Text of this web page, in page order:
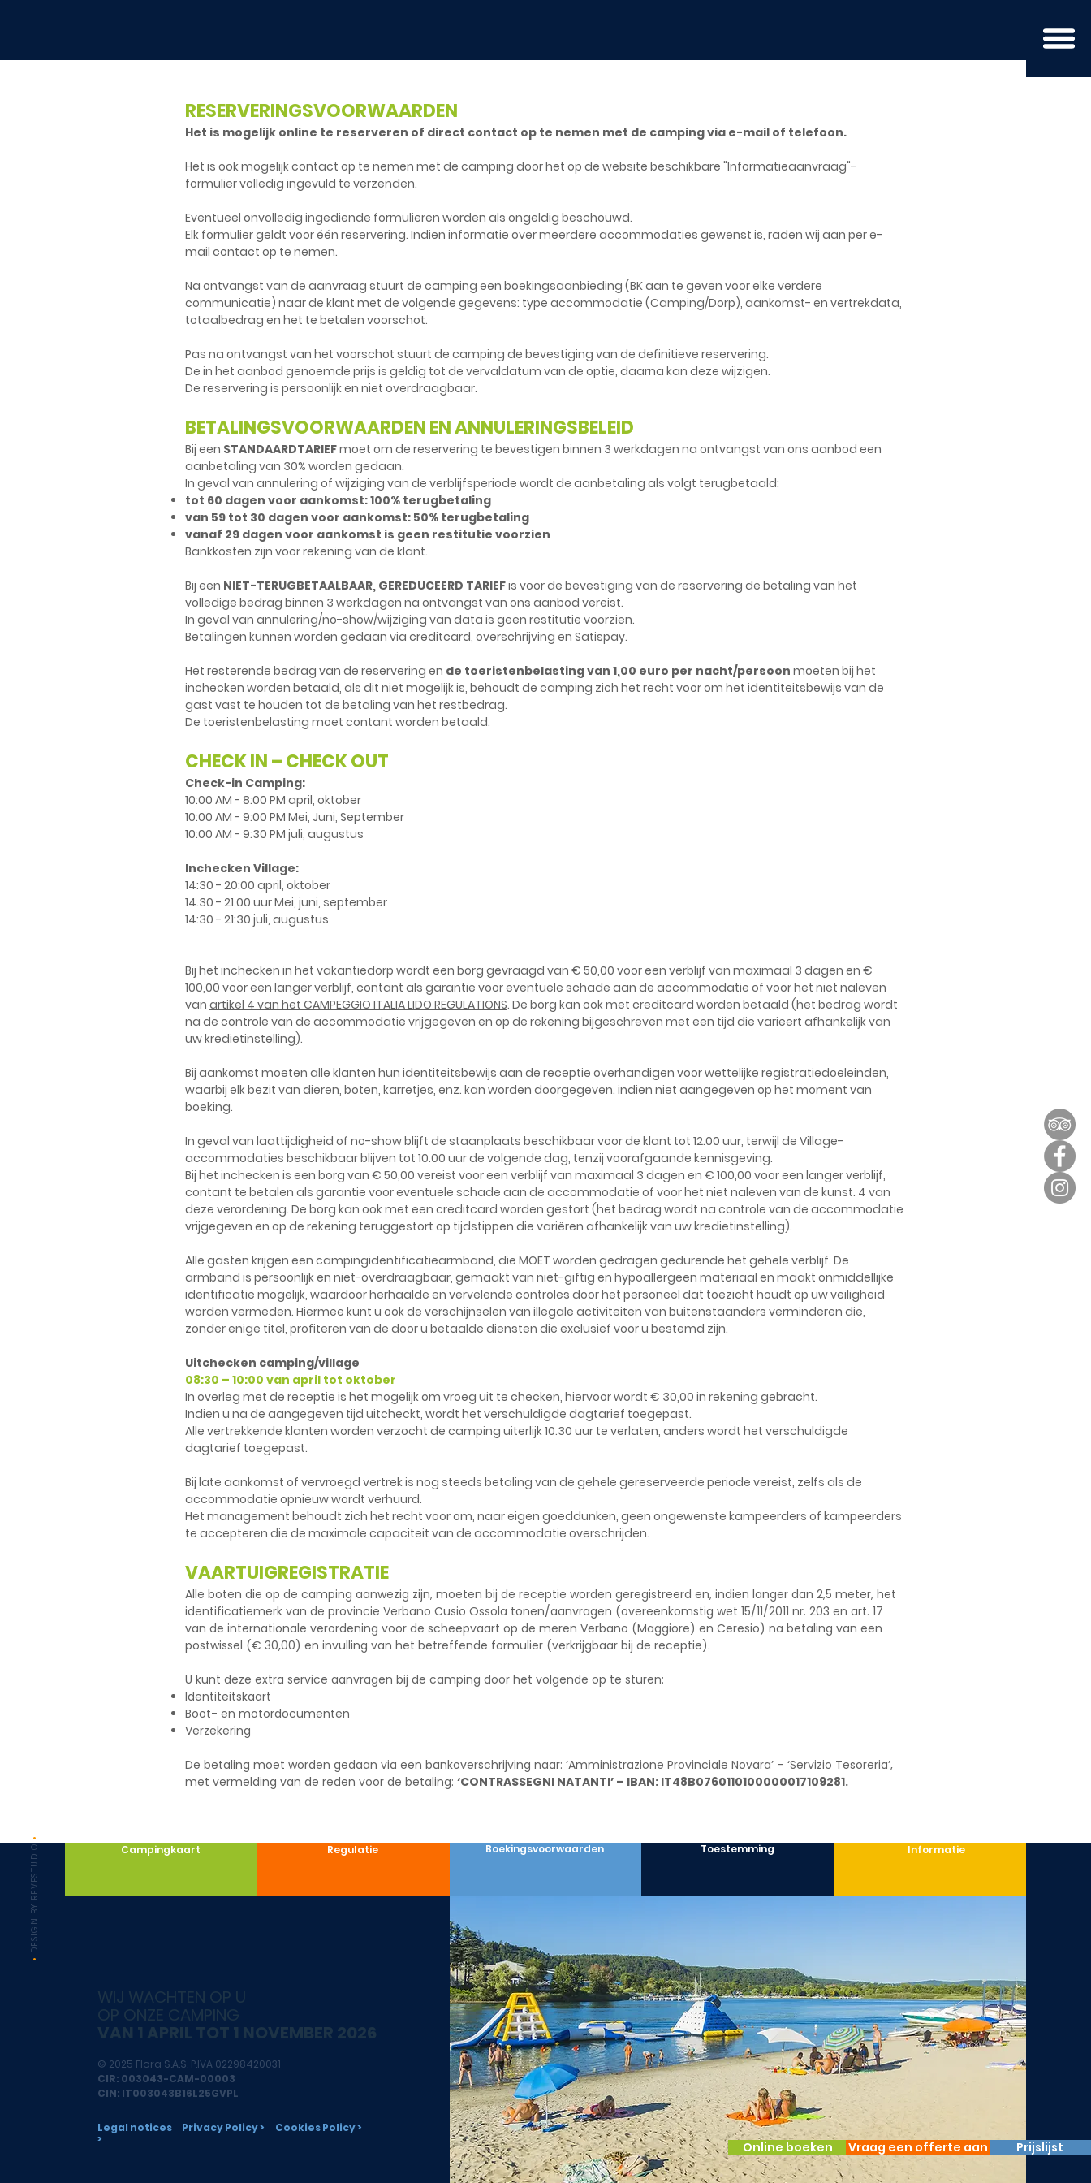
RESERVERINGSVOORWAARDEN
Het is mogelijk online te reserveren of direct contact op te nemen met de camping via e-mail of telefoon.
Het is ook mogelijk contact op te nemen met de camping door het op de website beschikbare "Informatieaanvraag"-
formulier volledig ingevuld te verzenden.
Eventueel onvolledig ingediende formulieren worden als ongeldig beschouwd.
Elk formulier geldt voor één reservering. Indien informatie over meerdere accommodaties gewenst is, raden wij aan per e-
mail contact op te nemen.
Na ontvangst van de aanvraag stuurt de camping een boekingsaanbieding (BK aan te geven voor elke verdere
communicatie) naar de klant met de volgende gegevens: type accommodatie (Camping/Dorp), aankomst- en vertrekdata,
totaalbedrag en het te betalen voorschot.
Pas na ontvangst van het voorschot stuurt de camping de bevestiging van de definitieve reservering.
De in het aanbod genoemde prijs is geldig tot de vervaldatum van de optie, daarna kan deze wijzigen.
De reservering is persoonlijk en niet overdraagbaar.
BETALINGSVOORWAARDEN EN ANNULERINGSBELEID
Bij een STANDAARDTARIEFmoet om de reservering te bevestigen binnen 3 werkdagen na ontvangst van ons aanbod een
aanbetaling van 30% worden gedaan.
In geval van annulering of wijziging van de verblijfsperiode wordt de aanbetaling als volgt terugbetaald:
tot 60 dagen voor aankomst: 100% terugbetaling
van 59 tot 30 dagen voor aankomst: 50% terugbetaling
vanaf 29 dagen voor aankomst is geen restitutie voorzien
Bankkosten zijn voor rekening van de klant.
Bij een NIET-TERUGBETAALBAAR, GEREDUCEERD TARIEFis voor de bevestiging van de reservering de betaling van het
volledige bedrag binnen 3 werkdagen na ontvangst van ons aanbod vereist.
In geval van annulering/no-show/wijziging van data is geen restitutie voorzien.
Betalingen kunnen worden gedaan via creditcard, overschrijving en Satispay.
Het resterende bedrag van de reservering en de toeristenbelasting van 1,00 euro per nacht/persoon moeten bij het
inchecken worden betaald, als dit niet mogelijk is, behoudt de camping zich het recht voor om het identiteitsbewijs van de
gast vast te houden tot de betaling van het restbedrag.
De toeristenbelasting moet contant worden betaald.
CHECK IN – CHECK OUT
Check-in Camping:
10:00 AM - 8:00 PM april, oktober
10:00 AM - 9:00 PM Mei, Juni, September
10:00 AM - 9:30 PM juli, augustus
Inchecken Village:
14:30 - 20:00 april, oktober
14.30 - 21.00 uur Mei, juni, september
14:30 - 21:30 juli, augustus
Bij het inchecken in het vakantiedorp wordt een borg gevraagd van € 50,00 voor een verblijf van maximaal 3 dagen en €
100,00 voor een langer verblijf, contant als garantie voor eventuele schade aan de accommodatie of voor het niet naleven
van artikel 4 van het CAMPEGGIO ITALIA LIDO REGULATIONS. De borg kan ook met creditcard worden betaald (het bedrag wordt
na de controle van de accommodatie vrijgegeven en op de rekening bijgeschreven met een tijd die varieert afhankelijk van
uw kredietinstelling).
Bij aankomst moeten alle klanten hun identiteitsbewijs aan de receptie overhandigen voor wettelijke registratiedoeleinden,
waarbij elk bezit van dieren, boten, karretjes, enz. kan worden doorgegeven. indien niet aangegeven op het moment van
boeking.
In geval van laattijdigheid of no-show blijft de staanplaats beschikbaar voor de klant tot 12.00 uur, terwijl de Village-
accommodaties beschikbaar blijven tot 10.00 uur de volgende dag, tenzij voorafgaande kennisgeving.
Bij het inchecken is een borg van € 50,00 vereist voor een verblijf van maximaal 3 dagen en € 100,00 voor een langer verblijf,
contant te betalen als garantie voor eventuele schade aan de accommodatie of voor het niet naleven van de kunst. 4 van
deze verordening. De borg kan ook met een creditcard worden gestort (het bedrag wordt na controle van de accommodatie
vrijgegeven en op de rekening teruggestort op tijdstippen die variëren afhankelijk van uw kredietinstelling).
Alle gasten krijgen een campingidentificatiearmband, die MOET worden gedragen gedurende het gehele verblijf. De
armband is persoonlijk en niet-overdraagbaar, gemaakt van niet-giftig en hypoallergeen materiaal en maakt onmiddellijke
identificatie mogelijk, waardoor herhaalde en vervelende controles door het personeel dat toezicht houdt op uw veiligheid
worden vermeden. Hiermee kunt u ook de verschijnselen van illegale activiteiten van buitenstaanders verminderen die,
zonder enige titel, profiteren van de door u betaalde diensten die exclusief voor u bestemd zijn.
Uitchecken camping/village
08:30 – 10:00 van april tot oktober
In overleg met de receptie is het mogelijk om vroeg uit te checken, hiervoor wordt € 30,00 in rekening gebracht.
Indien u na de aangegeven tijd uitcheckt, wordt het verschuldigde dagtarief toegepast.
Alle vertrekkende klanten worden verzocht de camping uiterlijk 10.30 uur te verlaten, anders wordt het verschuldigde
dagtarief toegepast.
Bij late aankomst of vervroegd vertrek is nog steeds betaling van de gehele gereserveerde periode vereist, zelfs als de
accommodatie opnieuw wordt verhuurd.
Het management behoudt zich het recht voor om, naar eigen goeddunken, geen ongewenste kampeerders of kampeerders
te accepteren die de maximale capaciteit van de accommodatie overschrijden.
VAARTUIGREGISTRATIE
Alle boten die op de camping aanwezig zijn, moeten bij de receptie worden geregistreerd en, indien langer dan 2,5 meter, het
identificatiemerk van de provincie Verbano Cusio Ossola tonen/aanvragen (overeenkomstig wet 15/11/2011 nr. 203 en art. 17
van de internationale verordening voor de scheepvaart op de meren Verbano (Maggiore) en Ceresio) na betaling van een
postwissel (€ 30,00) en invulling van het betreffende formulier (verkrijgbaar bij de receptie).
U kunt deze extra service aanvragen bij de camping door het volgende op te sturen:
Identiteitskaart
Boot- en motordocumenten
Verzekering
De betaling moet worden gedaan via een bankoverschrijving naar: ‘Amministrazione Provinciale Novara’ – ‘Servizio Tesoreria’,
met vermelding van de reden voor de betaling: ‘CONTRASSEGNI NATANTI’ – IBAN: IT48B0760110100000017109281.
•
DESIGN BY REVESTUDIO
•
Online boeken Prijslijst
Vraag een offerte aan
WIJ WACHTEN OP U
OP ONZE CAMPING
VAN 1 APRIL TOT 1 NOVEMBER 2026
© 2025 Flora S.A.S. P.IVA 02298420031
CIR: 003043-CAM-00003
CIN: IT003043B16L25GVPL
Legal notices
>
Privacy Policy > Cookies Policy >
Campingkaart Regulatie Boekingsvoorwaarden Toestemming Informatie